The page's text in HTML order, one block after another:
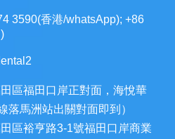
3590(香港/whatsApp); +86
區福田口岸正對面，海悅華
落馬洲站出關對面即到）
區裕亨路3-1號福田口岸商業